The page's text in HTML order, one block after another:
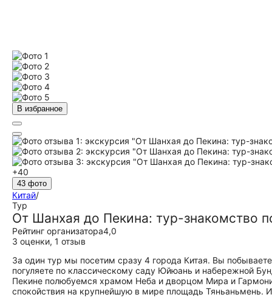
В избранное
+40
43 фото
Китай/
Тур
От Шанхая до Пекина: тур-знакомство
Рейтинг организатора4,0
3 оценки, 1 отзыв
За один тур мы посетим сразу 4 города Китая. Вы
погуляете по классическому саду Юйюань и набережной
Пекине полюбуемся храмом Неба и дворцом Мира и
спокойствия на крупнейшую в мире площадь Тяньаньмень.